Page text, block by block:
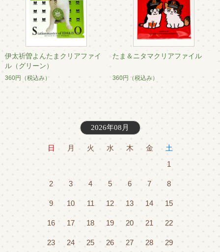
伊太祈曽よんたまクリアファイ
ル（グリーン）
360円 （税込み）
たま＆ニタマクリアファイル
360円 （税込み）
2026年08月
日 月 火 水 木 金
土
1
2 3 4 5 6 7 8
9 10 11 12 13 14 15
16 17 18 19 20 21 22
23 24 25 26 27 28 29